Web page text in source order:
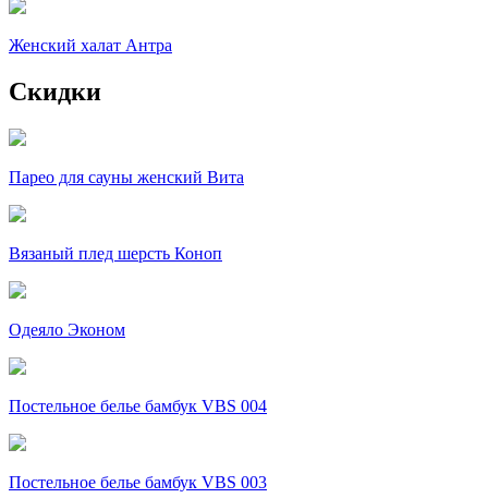
Женский халат Антра
Скидки
Парео для сауны женский Вита
Вязаный плед шерсть Коноп
Одеяло Эконом
Постельное белье бамбук VBS 004
Постельное белье бамбук VBS 003